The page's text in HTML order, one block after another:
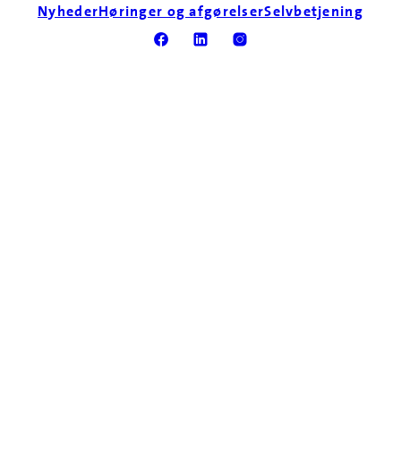
NyhederHøringer og afgørelserSelvbetjening